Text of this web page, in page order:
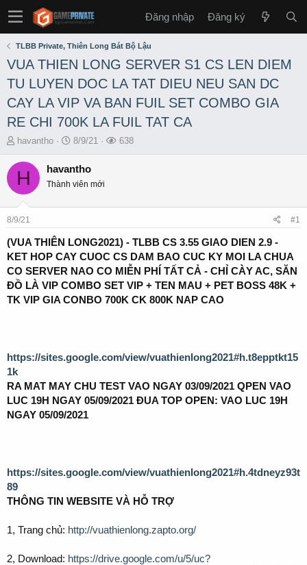
Đăng nhập Đăng ký
TLBB Private, Thiên Long Bát Bộ Lậu
VUA THIEN LONG SERVER S1 CS LEN DIEM
TU LUYEN DOC LA TAT DIEU NEU SAN DC
CAY LA VIP VA BAN FUIL SET COMBO GIA
RE CHI 700K LA FUIL TAT CA
T
r
e
s
a
r
t
e
r
havantho
S
a
t
e
8/9/21
L
638
H havantho
Thành viên mới
8/9/21 #1
(VUA THIÊN LONG2021) - TLBB CS 3.55 GIAO DIEN 2.9 -
KET HOP CAY CUOC CS DAM BAO CUC KY MOI LA CHUA
CO SERVER NAO CO MIỄN PHÍ TẤT CẢ - CHỈ CÀY AC, SĂN
ĐỒ LÀ VIP COMBO SET VIP + TEN MAU + PET BOSS 48K +
TK VIP GIA CONBO 700K CK 800K NAP CAO
https://sites.google.com/view/vuathienlong2021#h.t8epptkt15
1k
RA MAT MAY CHU TEST VAO NGAY 03/09/2021 QPEN VAO
LUC 19H NGAY 05/09/2021 ĐUA TOP OPEN: VAO LUC 19H
NGAY 05/09/2021
https://sites.google.com/view/vuathienlong2021#h.4tdneyz93t
89
THÔNG TIN WEBSITE VÀ HỖ TRỢ
1, Trang chủ: http://vuathienlong.zapto.org/
2, Download: https://drive.google.com/u/5/uc?